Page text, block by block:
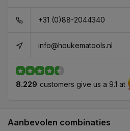
+31 (0)88-2044340
info@houkematools.nl
8.229 customers give us a 9.1 at
Aanbevolen combinaties